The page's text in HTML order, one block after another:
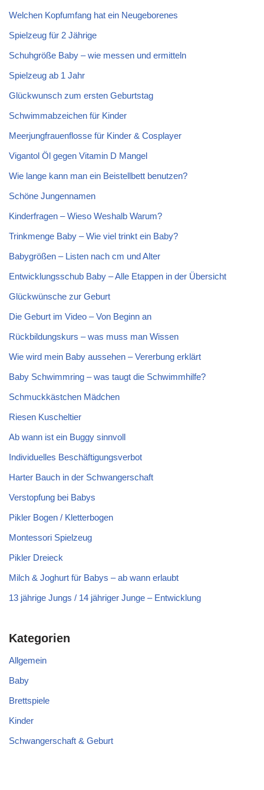
Welchen Kopfumfang hat ein Neugeborenes
Spielzeug für 2 Jährige
Schuhgröße Baby – wie messen und ermitteln
Spielzeug ab 1 Jahr
Glückwunsch zum ersten Geburtstag
Schwimmabzeichen für Kinder
Meerjungfrauenflosse für Kinder & Cosplayer
Vigantol Öl gegen Vitamin D Mangel
Wie lange kann man ein Beistellbett benutzen?
Schöne Jungennamen
Kinderfragen – Wieso Weshalb Warum?
Trinkmenge Baby – Wie viel trinkt ein Baby?
Babygrößen – Listen nach cm und Alter
Entwicklungsschub Baby – Alle Etappen in der Übersicht
Glückwünsche zur Geburt
Die Geburt im Video – Von Beginn an
Rückbildungskurs – was muss man Wissen
Wie wird mein Baby aussehen – Vererbung erklärt
Baby Schwimmring – was taugt die Schwimmhilfe?
Schmuckkästchen Mädchen
Riesen Kuscheltier
Ab wann ist ein Buggy sinnvoll
Individuelles Beschäftigungsverbot
Harter Bauch in der Schwangerschaft
Verstopfung bei Babys
Pikler Bogen / Kletterbogen
Montessori Spielzeug
Pikler Dreieck
Milch & Joghurt für Babys – ab wann erlaubt
13 jährige Jungs / 14 jähriger Junge – Entwicklung
Kategorien
Allgemein
Baby
Brettspiele
Kinder
Schwangerschaft & Geburt